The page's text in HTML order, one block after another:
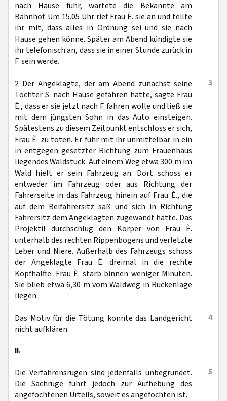
nach Hause fuhr, wartete die Bekannte am
Bahnhof. Um 15.05 Uhr rief Frau È. sie an und teilte
ihr mit, dass alles in Ordnung sei und sie nach
Hause gehen könne. Später am Abend kündigte sie
ihr telefonisch an, dass sie in einer Stunde zurück in
F. sein werde.
3
2 Der Angeklagte, der am Abend zunächst seine
Tochter S. nach Hause gefahren hatte, sagte Frau
È., dass er sie jetzt nach F. fahren wolle und ließ sie
mit dem jüngsten Sohn in das Auto einsteigen.
Spätestens zu diesem Zeitpunkt entschloss er sich,
Frau È. zu töten. Er fuhr mit ihr unmittelbar in ein
in entgegen gesetzter Richtung zum Frauenhaus
liegendes Waldstück. Auf einem Weg etwa 300 m im
Wald hielt er sein Fahrzeug an. Dort schoss er
entweder im Fahrzeug oder aus Richtung der
Fahrerseite in das Fahrzeug hinein auf Frau È., die
auf dem Beifahrersitz saß und sich in Richtung
Fahrersitz dem Angeklagten zugewandt hatte. Das
Projektil durchschlug den Körper von Frau È.
unterhalb des rechten Rippenbogens und verletzte
Leber und Niere. Außerhalb des Fahrzeugs schoss
der Angeklagte Frau È. dreimal in die rechte
Kopfhälfte. Frau È. starb binnen weniger Minuten.
Sie blieb etwa 6,30 m vom Waldweg in Rückenlage
liegen.
4
Das Motiv für die Tötung konnte das Landgericht
nicht aufklären.
II.
5
Die Verfahrensrügen sind jedenfalls unbegründet.
Die Sachrüge führt jedoch zur Aufhebung des
angefochtenen Urteils, soweit es angefochten ist.